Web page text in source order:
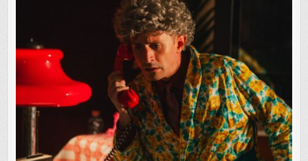
ELVISELHETETLEN
ZŰRZAVARBAN